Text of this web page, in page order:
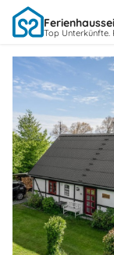
Top Unterkünfte.